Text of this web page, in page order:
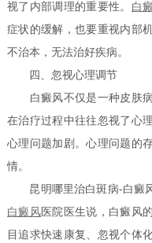
视了内部调理的重要性。 白
症状的缓解，也要重视内部
不治本，无法治好疾病。
四、忽视心理调节
白癜风不仅是一种皮肤病
在治疗过程中往往忽视了心
心理问题加剧。心理问题的
情。
昆明哪里治白斑病-白癜风
白癜风 医院医生说，白癜风
目追求快速康复、忽视个体